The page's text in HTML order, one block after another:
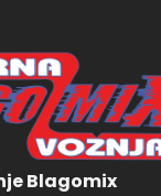
Blagomix